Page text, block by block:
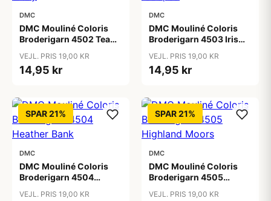
DMC
DMC Mouliné Coloris
Broderigarn 4502 Tea
VEJL. PRIS 19,00 KR
14,95 kr
DMC
DMC Mouliné Coloris
Broderigarn 4503 Iris
VEJL. PRIS 19,00 KR
14,95 kr
SPAR 21%
DMC
DMC Mouliné Coloris
Broderigarn 4504
VEJL. PRIS 19,00 KR
SPAR 21%
DMC
DMC Mouliné Coloris
Broderigarn 4505
VEJL. PRIS 19,00 KR